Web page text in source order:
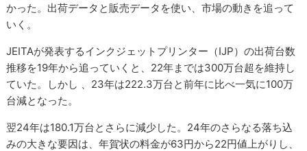
かった。出荷データと販売データを使い、市場の動きを追って
いく。
JEITAが発表するインクジェットプリンター（IJP）の出荷台数
推移を19年から追っていくと、22年までは300万台超を維持し
ていた。しかし 、23年は222.3万台と前年に比べ一気に100万
台減となった。
翌24年は180.1万台とさらに減少した。24年のさらなる落ち込
みの大きな要因は、年賀状の料金が63円から22円値上がりし、